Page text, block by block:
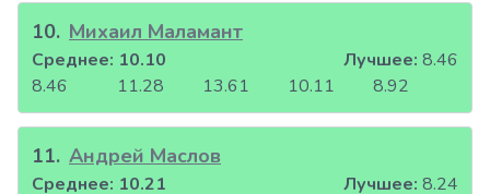
10. Михаил Маламант
8.46 11.28 13.61 10.11 8.92
Среднее: 10.10 Лучшее: 8.46
11. Андрей Маслов
Среднее: 10.21 Лучшее: 8.24